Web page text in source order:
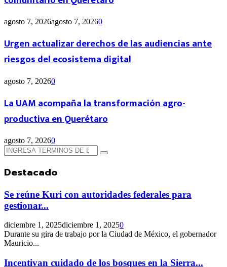
agosto 7, 2026agosto 7, 20260
Urgen actualizar derechos de las audiencias ante
riesgos del ecosistema digital
agosto 7, 20260
La UAM acompaña la transformación agro-
productiva en Querétaro
agosto 7, 20260
Búsqueda
de:
Búsqueda
Destacado
Se reúne Kuri con autoridades federales para
gestionar...
diciembre 1, 2025diciembre 1, 20250
Durante su gira de trabajo por la Ciudad de México, el gobernador
Mauricio...
Incentivan cuidado de los bosques en la Sierra...